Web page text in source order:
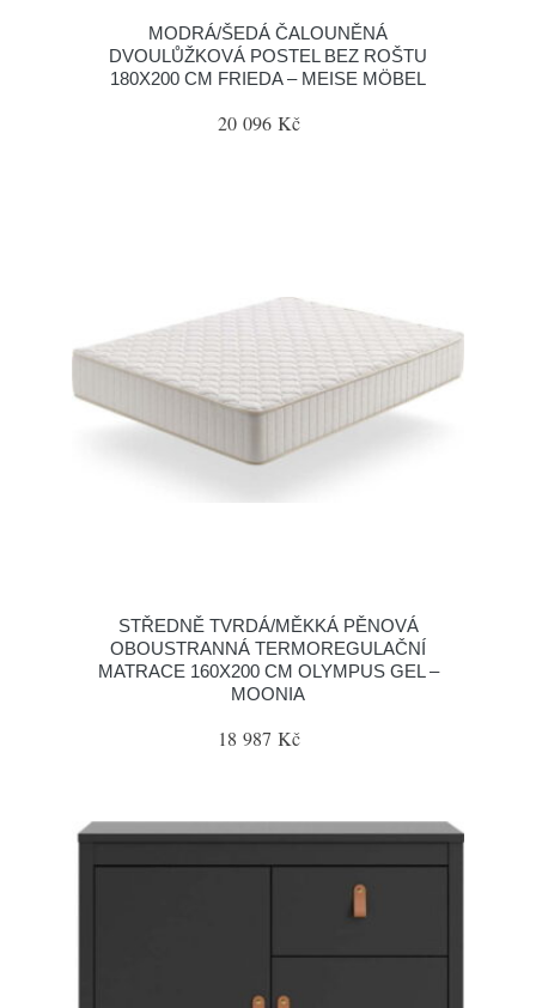
MODRÁ/ŠEDÁ ČALOUNĚNÁ
DVOULŮŽKOVÁ POSTEL BEZ ROŠTU
180X200 CM FRIEDA – MEISE MÖBEL
20 096 Kč
STŘEDNĚ TVRDÁ/MĚKKÁ PĚNOVÁ
OBOUSTRANNÁ TERMOREGULAČNÍ
MATRACE 160X200 CM OLYMPUS GEL –
MOONIA
18 987 Kč